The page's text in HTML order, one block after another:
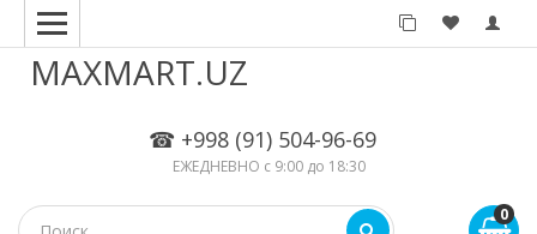
MAXMART.UZ
☎ +998 (91) 504-96-69
ЕЖЕДНЕВНО с 9:00 до 18:30
0